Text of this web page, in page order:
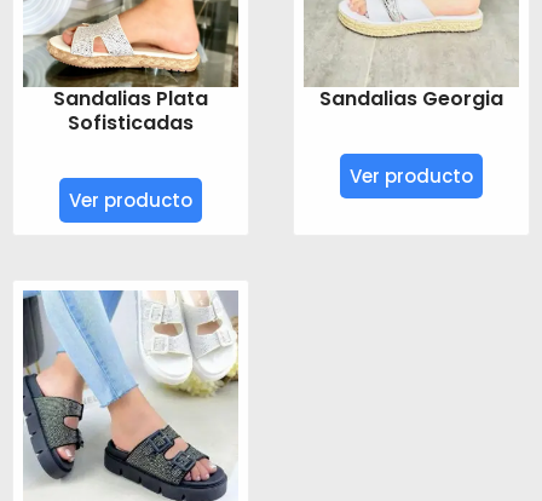
Sandalias Plata
Sofisticadas
Ver producto
Sandalias Georgia
Ver producto